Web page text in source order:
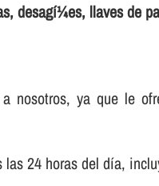
desagí¼es, llaves de
nosotros, ya que le
24 horas del dí­a,